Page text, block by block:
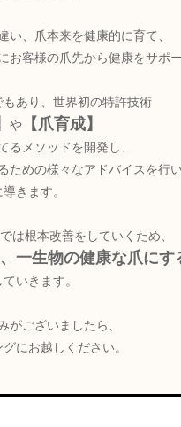
い、爪本来を健康的に育て、
お客様の爪先から健康をサポー
あり、世界初の特許技術
や 【爪育成】
るメソッドを開発し、
ための様々なアドバイスを行い
きます。
は根本改善をしていくため、
一生物の健康な爪にす
いきます。
がございましたら、
にお越しください。